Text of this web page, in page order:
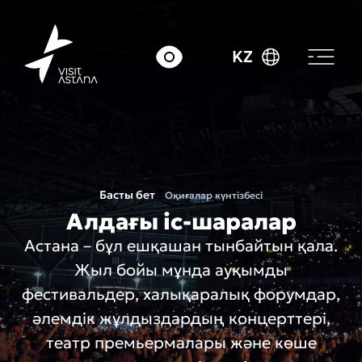
KZ
Басты бет Оқиғалар күнтізбесі
Алдағы іс-шаралар
Астана – бұл ешқашан тынбайтын қала.
Жыл бойы мұнда ауқымды
фестивальдер, халықаралық форумдар,
әлемдік жұлдыздардың концерттері,
театр премьермалары және көше